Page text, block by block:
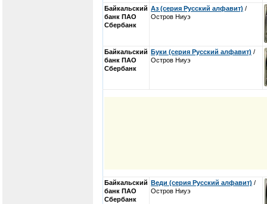
Байкальский
банк ПАО
Сбербанк
Аз (серия Русский алфавит) /
Остров Ниуэ
Байкальский
банк ПАО
Сбербанк
Буки (серия Русский алфавит) /
Остров Ниуэ
Байкальский
банк ПАО
Сбербанк
Веди (серия Русский алфавит) /
Остров Ниуэ